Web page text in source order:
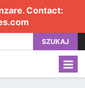
Contact:
SZUKAJ